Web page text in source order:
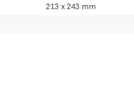
213 x 243 mm